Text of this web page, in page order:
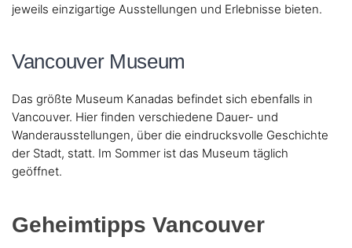
jeweils einzigartige Ausstellungen und Erlebnisse bieten.
Vancouver Museum
Das größte Museum Kanadas befindet sich ebenfalls in
Vancouver. Hier finden verschiedene Dauer- und
Wanderausstellungen, über die eindrucksvolle Geschichte
der Stadt, statt. Im Sommer ist das Museum täglich
geöffnet.
Geheimtipps Vancouver